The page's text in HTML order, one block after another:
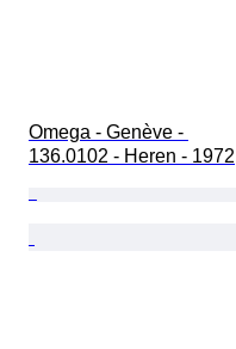
Omega - Genève -
136.0102 - Heren - 1972